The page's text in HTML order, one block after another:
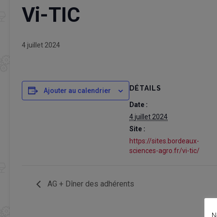
Vi-TIC
4 juillet 2024
Ajouter au calendrier DÉTAILS
Date :
4 juillet 2024
Site :
https://sites.bordeaux-
sciences-agro.fr/vi-tic/
AG + Dîner des adhérents